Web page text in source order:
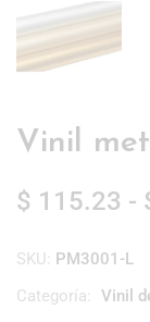
Vinil
$ 115.23 -
SKU: PM3001-L
Categoría:
Vinil